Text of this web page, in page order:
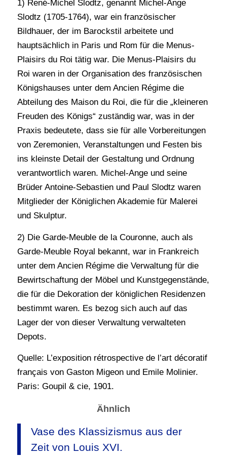
1) René-Michel Slodtz, genannt Michel-Ange
Slodtz (1705-1764), war ein französischer
Bildhauer, der im Barockstil arbeitete und
hauptsächlich in Paris und Rom für die Menus-
Plaisirs du Roi tätig war. Die Menus-Plaisirs du
Roi waren in der Organisation des französischen
Königshauses unter dem Ancien Régime die
Abteilung des Maison du Roi, die für die „kleineren
Freuden des Königs“ zuständig war, was in der
Praxis bedeutete, dass sie für alle Vorbereitungen
von Zeremonien, Veranstaltungen und Festen bis
ins kleinste Detail der Gestaltung und Ordnung
verantwortlich waren. Michel-Ange und seine
Brüder Antoine-Sebastien und Paul Slodtz waren
Mitglieder der Königlichen Akademie für Malerei
und Skulptur.
2) Die Garde-Meuble de la Couronne, auch als
Garde-Meuble Royal bekannt, war in Frankreich
unter dem Ancien Régime die Verwaltung für die
Bewirtschaftung der Möbel und Kunstgegenstände,
die für die Dekoration der königlichen Residenzen
bestimmt waren. Es bezog sich auch auf das
Lager der von dieser Verwaltung verwalteten
Depots.
Quelle: L’exposition rétrospective de l’art décoratif
français von Gaston Migeon und Emile Molinier.
Paris: Goupil & cie, 1901.
Ähnlich
Vase des Klassizismus aus der
Zeit von Louis XVI.